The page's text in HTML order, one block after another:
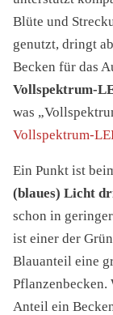
Blüte und
genutzt, dringt
Becken für das
Vollspektrum-
was
Vollspektrum-
Ein Punkt ist
(blaues) Licht
schon in
ist einer der
Blauanteil eine
Anteil ein